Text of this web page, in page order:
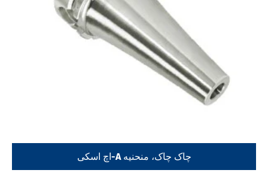
اچ اسکی-A چاک چاک، منحنیه